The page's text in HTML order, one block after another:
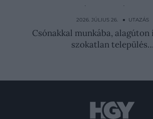
5 szint, 15 rámpa, 8 irány:
csomóponton a GPS…
2026. JÚLIUS 26. ● UTAZÁS
Csónakkal munkába, alagúton
szokatlan település…